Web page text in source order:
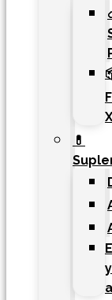
💊
y